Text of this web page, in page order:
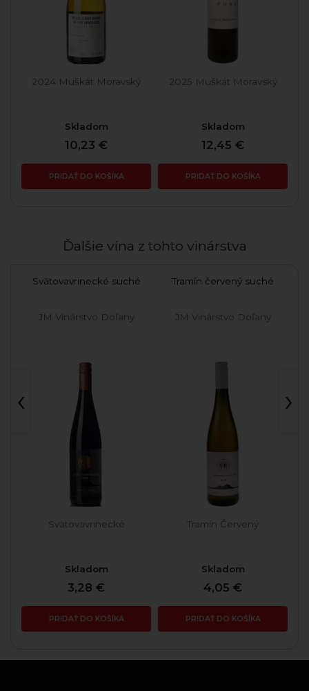
2024 Muškát Moravský
Skladom
10,23 €
PRIDAŤ DO KOŠÍKA
2025 Muškát Moravský
Skladom
12,45 €
PRIDAŤ DO KOŠÍKA
Ďalšie vína z tohto vinárstva
Svätovavrinecké suché
JM Vinárstvo Doľany
Svätovavrinecké
Skladom
3,28 €
PRIDAŤ DO KOŠÍKA
Tramín červený suché
JM Vinárstvo Doľany
Tramín Červený
Skladom
4,05 €
PRIDAŤ DO KOŠÍKA
‹ ›